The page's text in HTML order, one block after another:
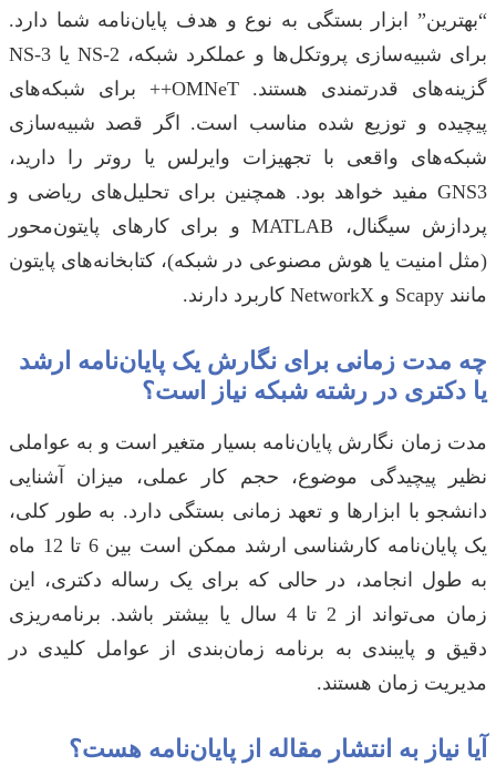
“بهترین” ابزار بستگی به نوع و هدف پایان‌نامه شما دارد.
برای شبیه‌سازی پروتکل‌ها و عملکرد شبکه، NS-2 یا NS-3
گزینه‌های قدرتمندی هستند. OMNeT++ برای شبکه‌های
پیچیده و توزیع شده مناسب است. اگر قصد شبیه‌سازی
شبکه‌های واقعی با تجهیزات وایرلس یا روتر را دارید،
GNS3 مفید خواهد بود. همچنین برای تحلیل‌های ریاضی و
پردازش سیگنال، MATLAB و برای کارهای پایتون‌محور
(مثل امنیت یا هوش مصنوعی در شبکه)، کتابخانه‌های پایتون
مانند Scapy و NetworkX کاربرد دارند.
چه مدت زمانی برای نگارش یک پایان‌نامه ارشد
یا دکتری در رشته شبکه نیاز است؟
مدت زمان نگارش پایان‌نامه بسیار متغیر است و به عواملی
نظیر پیچیدگی موضوع، حجم کار عملی، میزان آشنایی
دانشجو با ابزارها و تعهد زمانی بستگی دارد. به طور کلی،
یک پایان‌نامه کارشناسی ارشد ممکن است بین 6 تا 12 ماه
به طول انجامد، در حالی که برای یک رساله دکتری، این
زمان می‌تواند از 2 تا 4 سال یا بیشتر باشد. برنامه‌ریزی
دقیق و پایبندی به برنامه زمان‌بندی از عوامل کلیدی در
مدیریت زمان هستند.
آیا نیاز به انتشار مقاله از پایان‌نامه هست؟